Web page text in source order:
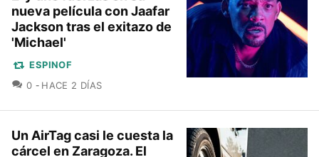
nueva película con Jaafar
Jackson tras el exitazo de
'Michael'
ESPINOF
0 COMENTARIOS
HACE 2 DÍAS
Un AirTag casi le cuesta la
cárcel en Zaragoza. El